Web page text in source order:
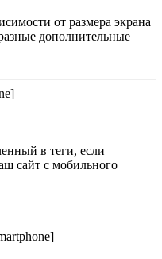
от размера экрана
дополнительные
в теги, если
сайт с мобильного